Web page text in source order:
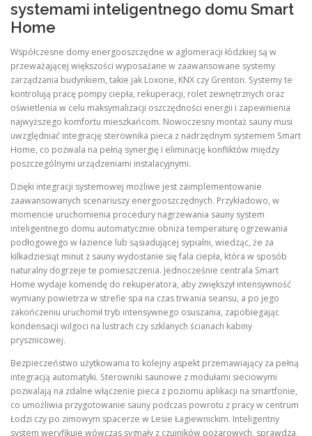
systemami inteligentnego domu Smart
Home
Współczesne domy energooszczędne w aglomeracji łódzkiej są w
przeważającej większości wyposażane w zaawansowane systemy
zarządzania budynkiem, takie jak Loxone, KNX czy Grenton. Systemy te
kontrolują pracę pompy ciepła, rekuperacji, rolet zewnętrznych oraz
oświetlenia w celu maksymalizacji oszczędności energii i zapewnienia
najwyższego komfortu mieszkańcom. Nowoczesny montaż sauny musi
uwzględniać integrację sterownika pieca z nadrzędnym systemem Smart
Home, co pozwala na pełną synergię i eliminację konfliktów między
poszczególnymi urządzeniami instalacyjnymi.
Dzięki integracji systemowej możliwe jest zaimplementowanie
zaawansowanych scenariuszy energooszczędnych. Przykładowo, w
momencie uruchomienia procedury nagrzewania sauny system
inteligentnego domu automatycznie obniża temperaturę ogrzewania
podłogowego w łazience lub sąsiadującej sypialni, wiedząc, że za
kilkadziesiąt minut z sauny wydostanie się fala ciepła, która w sposób
naturalny dogrzeje te pomieszczenia. Jednocześnie centrala Smart
Home wydaje komendę do rekuperatora, aby zwiększył intensywność
wymiany powietrza w strefie spa na czas trwania seansu, a po jego
zakończeniu uruchomił tryb intensywnego osuszania, zapobiegając
kondensacji wilgoci na lustrach czy szklanych ścianach kabiny
prysznicowej.
Bezpieczeństwo użytkowania to kolejny aspekt przemawiający za pełną
integracją automatyki. Sterowniki saunowe z modułami sieciowymi
pozwalają na zdalne włączenie pieca z poziomu aplikacji na smartfonie,
co umożliwia przygotowanie sauny podczas powrotu z pracy w centrum
Łodzi czy po zimowym spacerze w Lesie Łagiewnickim. Inteligentny
system weryfikuje wówczas sygnały z czujników pożarowych, sprawdza,